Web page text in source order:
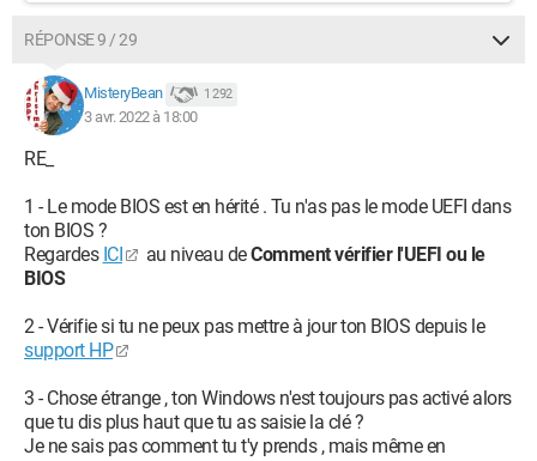
RÉPONSE 9 / 29
MisteryBean 1 292
3 avr. 2022 à 18:00
RE_
1 - Le mode BIOS est en hérité . Tu n'as pas le mode UEFI dans
ton BIOS ?
Regardes ICI au niveau deComment vérifier l'UEFI ou le
BIOS
2 - Vérifie si tu ne peux pas mettre à jour ton BIOS depuis le
support HP
3 - Chose étrange , ton Windows n'est toujours pas activé alors
que tu dis plus haut que tu as saisie la clé ?
Je ne sais pas comment tu t'y prends , mais même en